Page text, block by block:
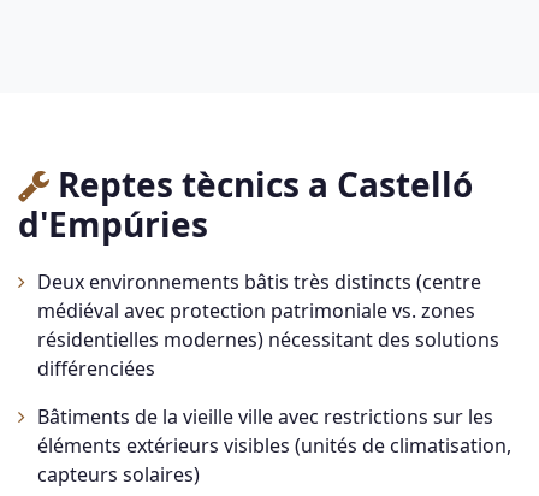
Reptes tècnics a Castelló
d'Empúries
Deux environnements bâtis très distincts (centre
médiéval avec protection patrimoniale vs. zones
résidentielles modernes) nécessitant des solutions
différenciées
Bâtiments de la vieille ville avec restrictions sur les
éléments extérieurs visibles (unités de climatisation,
capteurs solaires)